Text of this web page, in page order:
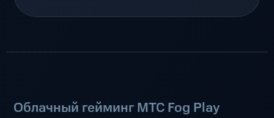
Облачный гейминг МТС Fog Play